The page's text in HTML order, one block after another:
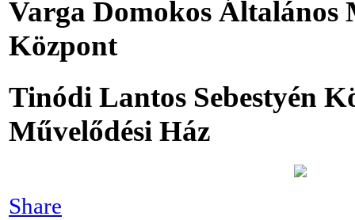
Varga Domokos Általános
Központ
Tinódi Lantos Sebestyén
Művelődési Ház
Share